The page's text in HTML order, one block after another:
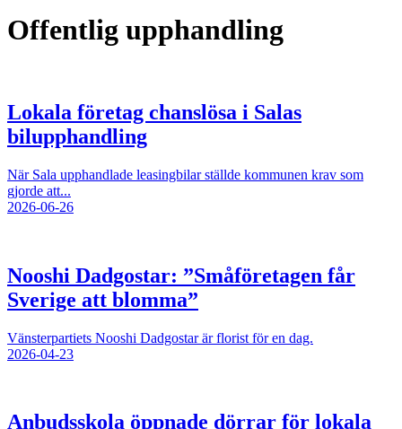
Offentlig upphandling
Lokala företag chanslösa i Salas
bilupphandling
När Sala upphandlade leasingbilar ställde kommunen krav som
gjorde att...
2026-06-26
Nooshi Dadgostar: ”Småföretagen får
Sverige att blomma”
Vänsterpartiets Nooshi Dadgostar är florist för en dag.
2026-04-23
Anbudsskola öppnade dörrar för lokala